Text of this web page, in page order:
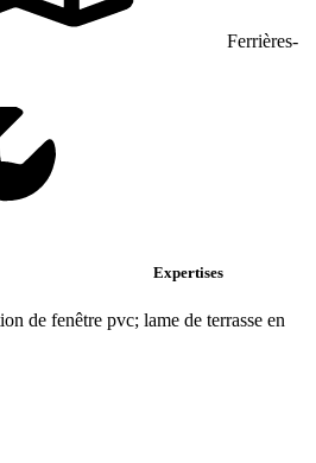
Ferrières-
Expertises
de fenêtre pvc; lame de terrasse en